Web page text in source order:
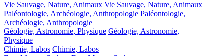
Vie Sauvage, Nature, Animaux Vie Sauvage, Nature, Animaux
Paléontologie, Archéologie, Anthropologie Paléontologie,
Archéologie, Anthropologie
Géologie, Astronomie, Physique Géologie, Astronomie,
Physique
Chimie, Labos Chimie, Labos